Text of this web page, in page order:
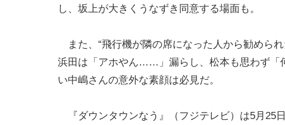
し、坂上が大きくうなずき同意する場面も。
また、“飛行機が隣の席になった人から勧めら
浜田は「アホやん……」漏らし、松本も思わず「
い中嶋さんの意外な素顔は必見だ。
『ダウンタウンなう』（フジテレビ）は5月25日